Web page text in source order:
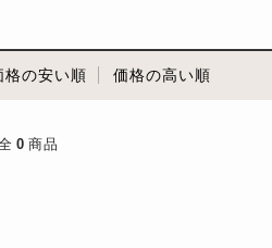
格の安い順 価格の高い順
0 商品